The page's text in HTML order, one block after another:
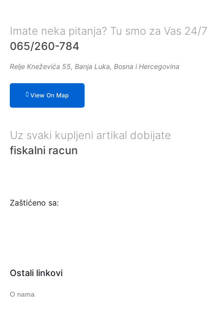
Imate neka pitanja? Tu smo za Vas 24/7
065/260-784
Relje Kneževića 55, Banja Luka, Bosna i Hercegovina
View On Map
Uz svaki kupljeni artikal dobijate
fiskalni racun
Zaštićeno sa:
Ostali linkovi
O nama